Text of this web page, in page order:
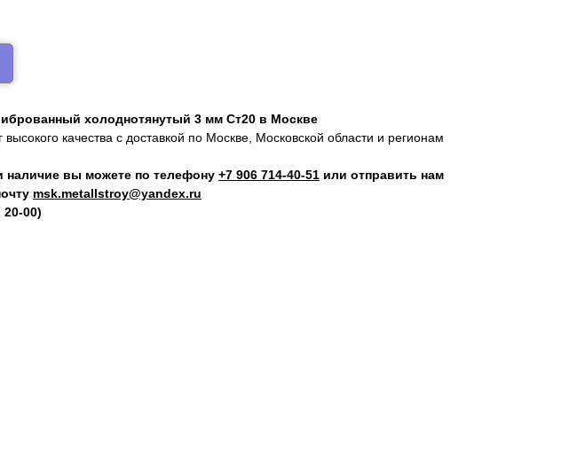
холоднотянутый 3 мм Ст20 в Москве
качества с доставкой по Москве, Московской области и регионам
наличие вы можете по телефону +7 906 714‑40-51 или отправить нам
msk.metallstroy@yandex.ru
00)